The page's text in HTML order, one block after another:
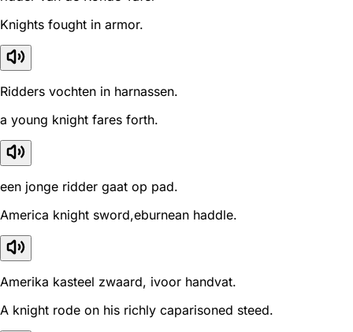
Knights fought in armor.
Ridders vochten in harnassen.
a young knight fares forth.
een jonge ridder gaat op pad.
America knight sword,eburnean haddle.
Amerika kasteel zwaard, ivoor handvat.
A knight rode on his richly caparisoned steed.